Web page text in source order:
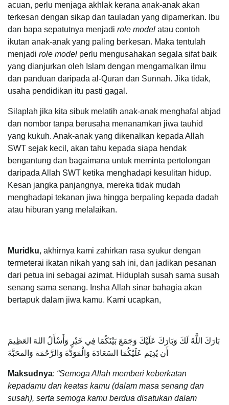
acuan, perlu menjaga akhlak kerana anak-anak akan
terkesan dengan sikap dan tauladan yang dipamerkan. Ibu
dan bapa sepatutnya menjadi role model atau contoh
ikutan anak-anak yang paling berkesan. Maka tentulah
menjadi role model perlu mengusahakan segala sifat baik
yang dianjurkan oleh Islam dengan mengamalkan ilmu
dan panduan daripada al-Quran dan Sunnah. Jika tidak,
usaha pendidikan itu pasti gagal.
Silaplah jika kita sibuk melatih anak-anak menghafal abjad
dan nombor tanpa berusaha menanamkan jiwa tauhid
yang kukuh. Anak-anak yang dikenalkan kepada Allah
SWT sejak kecil, akan tahu kepada siapa hendak
bengantung dan bagaimana untuk meminta pertolongan
daripada Allah SWT ketika menghadapi kesulitan hidup.
Kesan jangka panjangnya, mereka tidak mudah
menghadapi tekanan jiwa hingga berpaling kepada dadah
atau hiburan yang melalaikan.
Muridku, akhirnya kami zahirkan rasa syukur dengan
termeterai ikatan nikah yang sah ini, dan jadikan pesanan
dari petua ini sebagai azimat. Hiduplah susah sama susah
senang sama senang. Insha Allah sinar bahagia akan
bertapuk dalam jiwa kamu. Kami ucapkan,
بَارَكَ اللَّهُ لَكَ وَبَارَكَ عَلَيْكَ وَجَمَعَ بَيْنَكُمَا فِي خَيْرٍ وَأَسْأَلُ اللهَ العَظِيمَ
أَن يُدِيَم عَلَيْكُمَا السَعَادَةَ وَالْمَوَدَّةَ وَالرَّحْمَة وَالمحَبَّةَ
Maksudnya: “Semoga Allah memberi keberkatan
kepadamu dan keatas kamu (dalam masa senang dan
susah), serta semoga kamu berdua disatukan dalam